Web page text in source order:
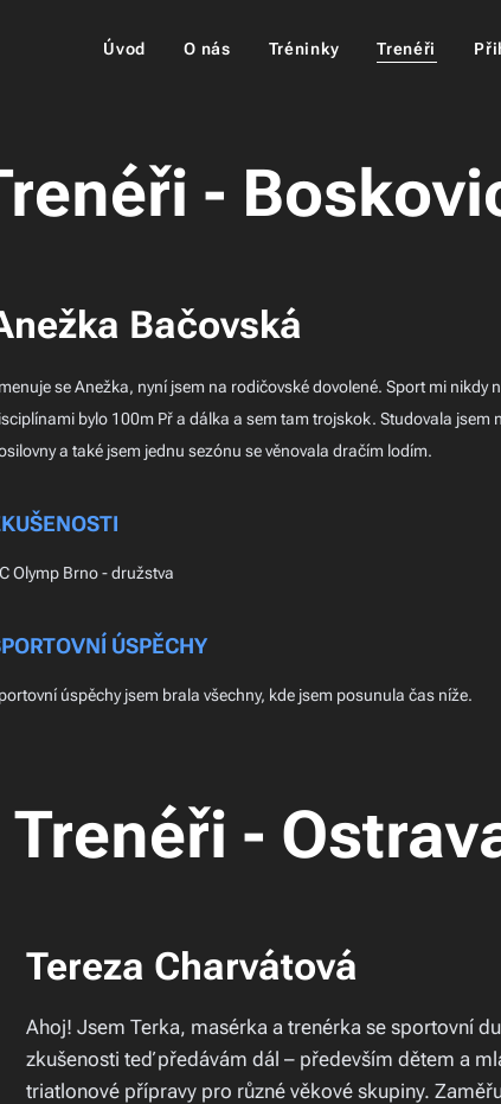
Úvod O nás Tréninky Trenéři
-
Bačovská
se Anežka, nyní jsem na rodičovské dovolené. Sport mi nikdy
bylo 100m Př a dálka a sem tam trojskok. Studovala
a také jsem jednu sezónu se věnovala dračím lodím.
Olymp Brno - družstva
ÚSPĚCHY
úspěchy jsem brala všechny, kde jsem posunula čas níže.
Trenéři -
Tereza Charvátová
Ahoj! Jsem Terka, masérka a trenérka se sportovní
zkušenosti teď předávám dál – především dětem a
triatlonové přípravy pro různé věkové skupiny.